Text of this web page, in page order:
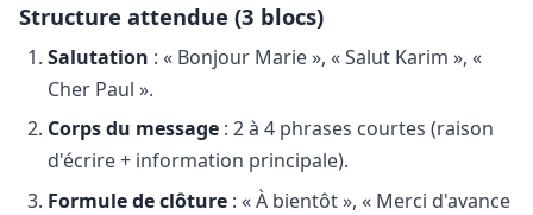
Structure attendue (3 blocs)
Salutation : « Bonjour Marie », « Salut Karim », «
Cher Paul ».
Corps du message : 2 à 4 phrases courtes (raison
d'écrire + information principale).
Formule de clôture : « À bientôt », « Merci d'avance